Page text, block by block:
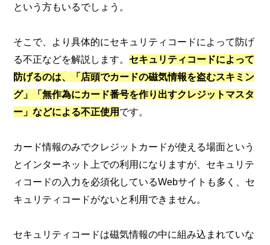
という方もいるでしょう。
そこで、より具体的にセキュリティコードによって防げ
る不正などを解説します。 セキュリティコードによって
防げるのは、「店頭でカードの磁気情報を盗むスキミン
グ」「無作為にカード番号を作り出すクレジットマスタ
ー」などによる不正使用 です。
カード情報のみでクレジットカードが使える場面という
とインターネット上での利用になりますが、セキュリテ
ィコードの入力を必須化しているWebサイトも多く、セ
キュリティコードがないと利用できません。
セキュリティコードは磁気情報の中に組み込まれていな